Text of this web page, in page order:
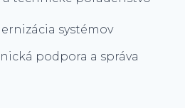
systémov
podpora a správa